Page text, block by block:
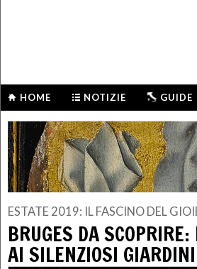
HOME NOTIZIE GUIDE
ESTATE 2019: IL FASCINO DEL
BRUGES DA
AI SILENZIOSI GIARDINI